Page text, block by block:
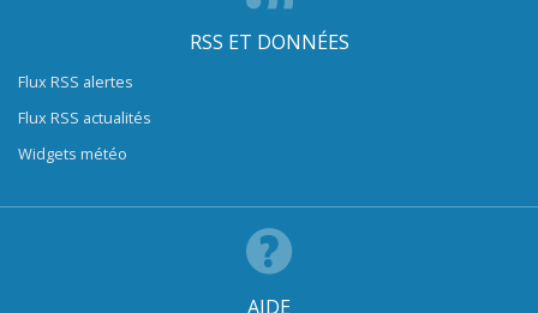
RSS ET DONNÉES
Flux RSS alertes
Flux RSS actualités
Widgets météo
AIDE